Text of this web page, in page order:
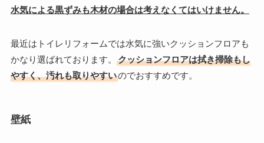
水気による黒ずみも木材の場合は考えなくてはいけません。
最近はトイレリフォームでは水気に強いクッションフロアも
かなり選ばれております。
クッションフロアは拭き掃除もし
やすく、汚れも取りやすいのでおすすめです。
壁紙